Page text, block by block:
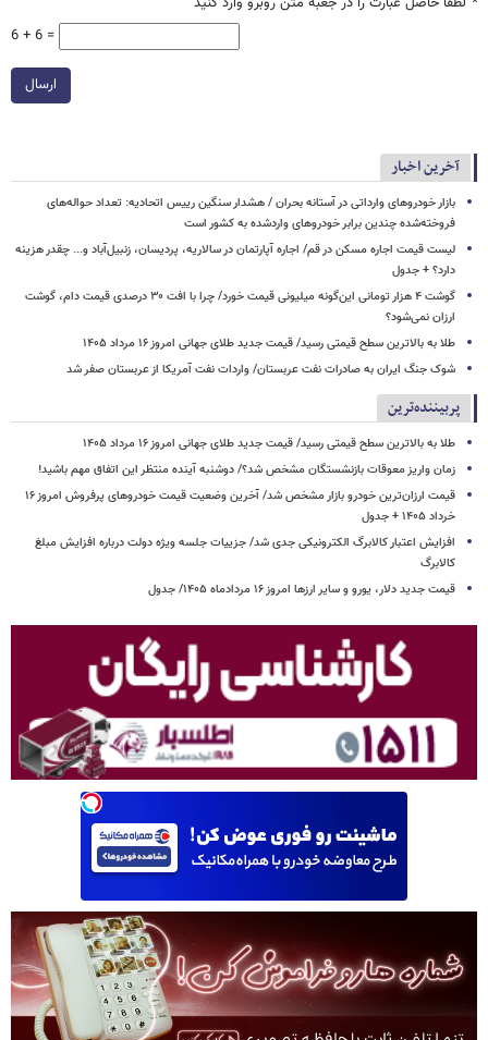
6 + 6 =
ارسال
آخرین اخبار
بازار خودروهای وارداتی در آستانه بحران / هشدار سنگین رییس اتحادیه: تعداد حواله‌های
فروخته‌شده چندین برابر خودروهای واردشده به کشور است
لیست قیمت اجاره مسکن در قم/ اجاره آپارتمان در سالاریه، پردیسان، زنبیل‌آباد و... چقدر هزینه
دارد؟ + جدول
گوشت ۴ هزار تومانی این‌گونه میلیونی قیمت خورد/ چرا با افت ۳۰ درصدی قیمت دام، گوشت
ارزان نمی‌شود؟
طلا به بالاترین سطح قیمتی رسید/ قیمت جدید طلای جهانی امروز ۱۶ مرداد ۱۴۰۵
شوک جنگ ایران به صادرات نفت عربستان/ واردات نفت آمریکا از عربستان صفر شد
پربیننده‌ترین
طلا به بالاترین سطح قیمتی رسید/ قیمت جدید طلای جهانی امروز ۱۶ مرداد ۱۴۰۵
زمان واریز معوقات بازنشستگان مشخص شد؟/ دوشنبه آینده منتظر این اتفاق مهم باشید!
قیمت ارزان‌ترین خودرو بازار مشخص شد/ آخرین وضعیت قیمت خودروهای پرفروش امروز ۱۶
خرداد ۱۴۰۵ + جدول
افزایش اعتبار کالابرگ الکترونیکی جدی شد/ جزییات جلسه ویژه دولت درباره افزایش مبلغ
کالابرگ
قیمت جدید دلار، یورو و سایر ارزها امروز ۱۶ مردادماه ۱۴۰۵/ جدول